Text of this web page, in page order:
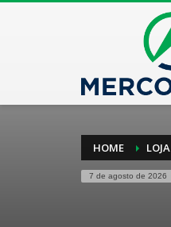
HOME LOJA
7 de agosto de 2026